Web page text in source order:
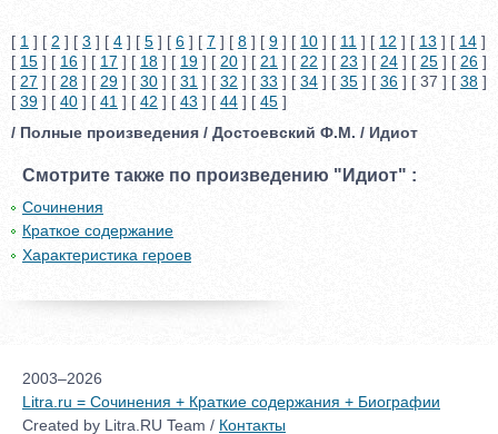
[ 1 ] [ 2 ] [ 3 ] [ 4 ] [ 5 ] [ 6 ] [ 7 ] [ 8 ] [ 9 ] [ 10 ] [ 11 ] [ 12 ] [ 13 ] [ 14 ]
[ 15 ] [ 16 ] [ 17 ] [ 18 ] [ 19 ] [ 20 ] [ 21 ] [ 22 ] [ 23 ] [ 24 ] [ 25 ] [ 26 ]
[ 27 ] [ 28 ] [ 29 ] [ 30 ] [ 31 ] [ 32 ] [ 33 ] [ 34 ] [ 35 ] [ 36 ] [ 37 ] [ 38 ]
[ 39 ] [ 40 ] [ 41 ] [ 42 ] [ 43 ] [ 44 ] [ 45 ]
/ Полные произведения / Достоевский Ф.М. / Идиот
Смотрите также по произведению "Идиот" :
Сочинения
Краткое содержание
Характеристика героев
2003–2026
Litra.ru = Сочинения + Краткие содержания + Биографии
Created by Litra.RU Team / Контакты